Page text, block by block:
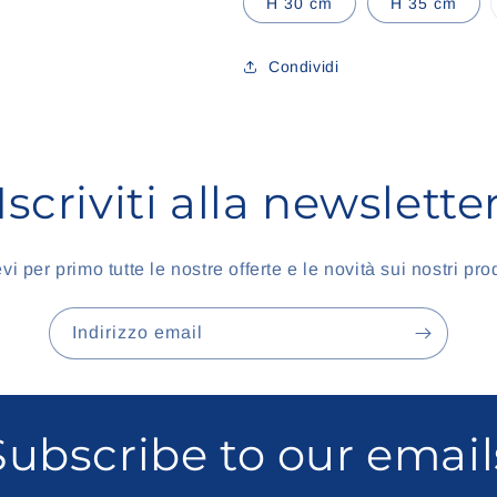
Condividi
alla
per primo tutte le nostre offerte e le novità sui nostri
Indirizzo email
to our